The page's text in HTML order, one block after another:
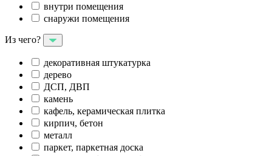
внутри помещения
снаружи помещения
Из чего?
декоративная штукатурка
дерево
ДСП, ДВП
камень
кафель, керамическая плитка
кирпич, бетон
металл
паркет, паркетная доска